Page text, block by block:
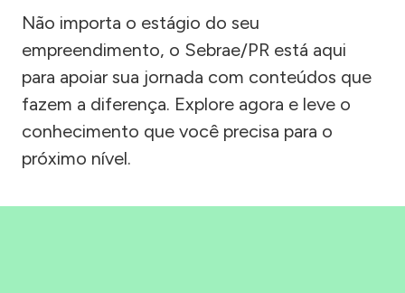
Não importa o estágio do seu
empreendimento, o Sebrae/PR está aqui
para apoiar sua jornada com conteúdos que
fazem a diferença. Explore agora e leve o
conhecimento que você precisa para o
próximo nível.